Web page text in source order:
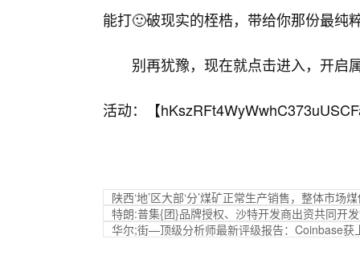
能打🙂破现实的桎梏，带给你那份最纯
别再犹豫，现在就点击进入，开启
活动：【
陕西‘地’区大部‘分’煤矿正常生产销售，整体市场
特朗:普集{团}品牌授权、沙特开发商出资共同开
华尔;街—顶级分析师最新评级报告：Coinbase获